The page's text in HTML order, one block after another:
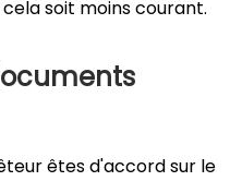
soit moins courant.
êtes d'accord sur le